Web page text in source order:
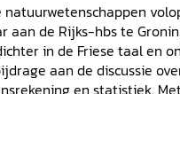
natuurwetenschappen
aan de Rijks-hbs te
in de Friese taal en
aan de discussie
en statistiek.
bundel artikelen over
de